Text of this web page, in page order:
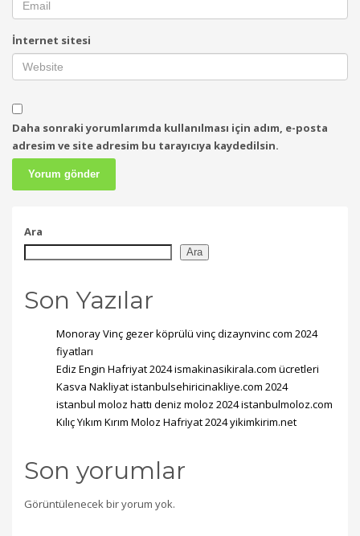
İnternet sitesi
Daha sonraki yorumlarımda kullanılması için adım, e-posta
adresim ve site adresim bu tarayıcıya kaydedilsin.
Ara
Ara
Son Yazılar
Monoray Vinç gezer köprülü vinç dizaynvinc com 2024
fiyatları
Ediz Engin Hafriyat 2024 ismakinasikirala.com ücretleri
Kasva Nakliyat istanbulsehiricinakliye.com 2024
istanbul moloz hattı deniz moloz 2024 istanbulmoloz.com
Kılıç Yıkım Kırım Moloz Hafriyat 2024 yikimkirim.net
Son yorumlar
Görüntülenecek bir yorum yok.